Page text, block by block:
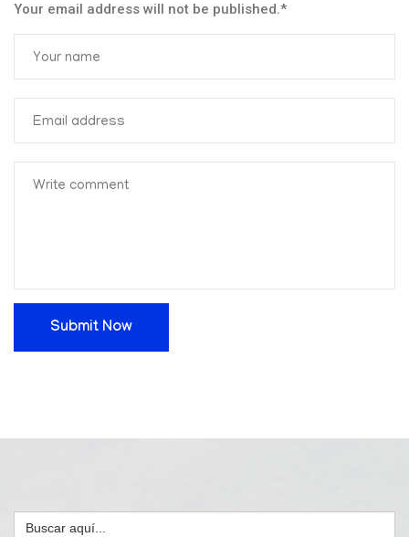
Your email address will not be published.*
Submit Now
Buscar: